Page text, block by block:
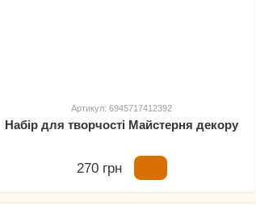
Артикул: 6945717412392
Набір для творчості Майстерня декору
270 грн